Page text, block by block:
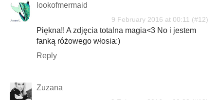
lookofmermaid
9 February 2016 at 00:11
Piękna!! A zdjęcia totalna magia<3 No i jestem
fanką różowego włosia:)
Reply
Zuzana